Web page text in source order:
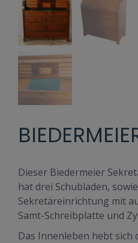
Dieser Biedermeier
hat drei Schubladen,
Sekretäreinrichtung mit
Samt-Schreibplatte und
Das Innenleben hebt